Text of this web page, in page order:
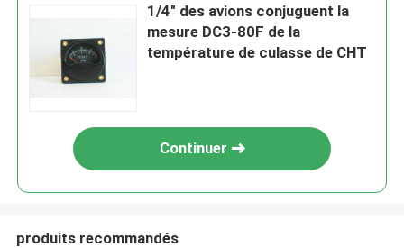
1/4" des avions conjuguent la
mesure DC3-80F de la
température de culasse de CHT
Continuer
produits recommandés